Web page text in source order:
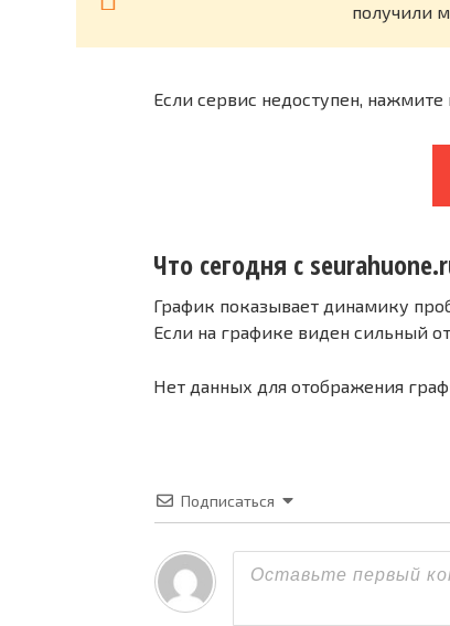
получили
Если сервис недоступен,
Что сегодня с
График показывает динамику
Если на графике виден сильный
Нет данных для отображения
Подписаться